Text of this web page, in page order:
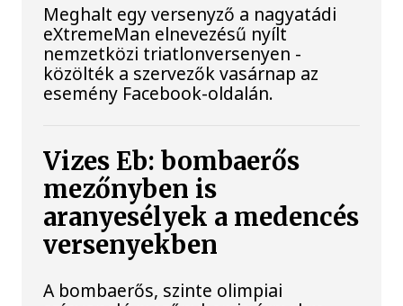
Meghalt egy versenyző a nagyatádi
eXtremeMan elnevezésű nyílt
nemzetközi triatlonversenyen -
közölték a szervezők vasárnap az
esemény Facebook-oldalán.
Vizes Eb: bombaerős
mezőnyben is
aranyesélyek a medencés
versenyekben
A bombaerős, szinte olimpiai